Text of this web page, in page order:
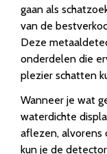
gaan als
van de
Deze
onderdelen die
plezier schatten
Wanneer je wat
waterdichte
aflezen, alvorens
kun je de